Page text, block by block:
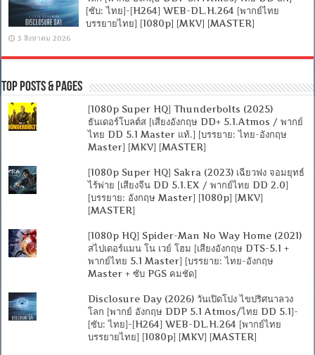
[ซับ: ไทย]-[H264] WEB-DL.H.264 [พากย์ไทย
บรรยายไทย] [1080p] [MKV] [MASTER]
3 สิงหาคม 2026
Top Posts & Pages
[1080p Super HQ] Thunderbolts (2025)
ธันเดอร์โบลต์ส [เสียงอังกฤษ DD+ 5.1.Atmos / พากย์
ไทย DD 5.1 Master แท้.] [บรรยาย: ไทย-อังกฤษ
Master] [MKV] [MASTER]
[1080p Super HQ] Sakra (2023) เฉียวฟง จอมยุทธ์
ไร้พ่าย [เสียงจีน DD 5.1.EX / พากย์ไทย DD 2.0]
[บรรยาย: อังกฤษ Master] [1080p] [MKV]
[MASTER]
[1080p HQ] Spider-Man No Way Home (2021)
สไปเดอร์แมน โน เวย์ โฮม [เสียงอังกฤษ DTS-5.1 +
พากย์ไทย 5.1 Master] [บรรยาย: ไทย-อังกฤษ
Master + ซับ PGS คมชัด]
Disclosure Day (2026) วันเปิดโปง ไขปริศนาลวง
โลก [พากย์ อังกฤษ DDP 5.1 Atmos/ไทย DD 5.1]-
[ซับ: ไทย]-[H264] WEB-DL.H.264 [พากย์ไทย
บรรยายไทย] [1080p] [MKV] [MASTER]